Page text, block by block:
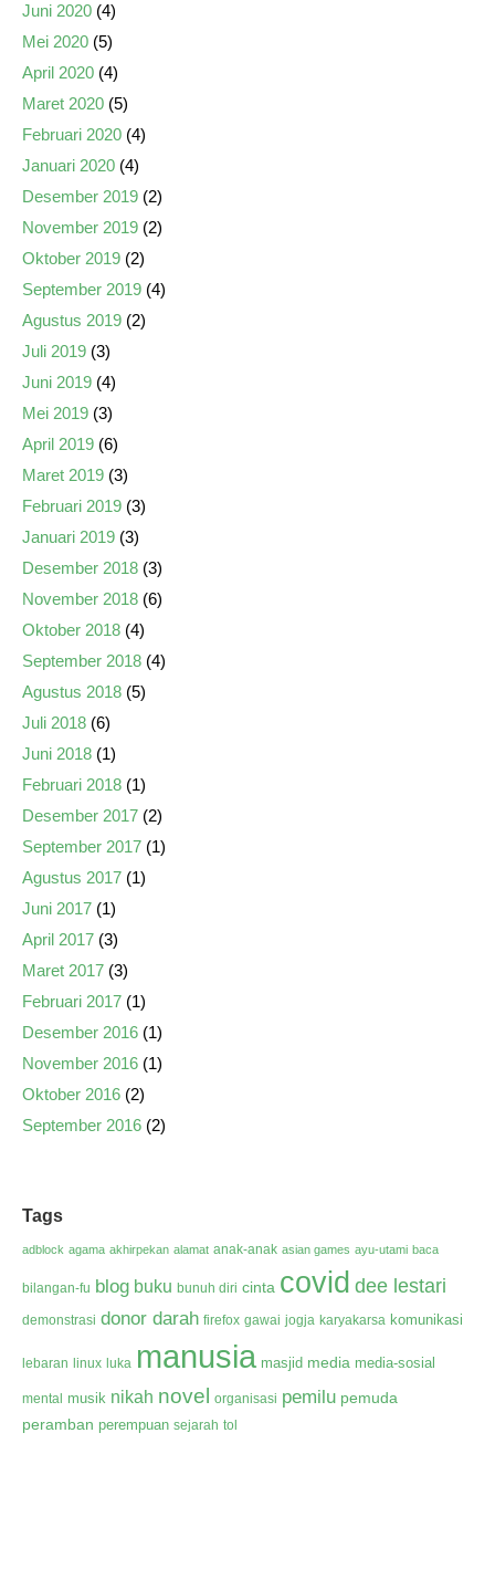
Juni 2020 (4)
Mei 2020 (5)
April 2020 (4)
Maret 2020 (5)
Februari 2020 (4)
Januari 2020 (4)
Desember 2019 (2)
November 2019 (2)
Oktober 2019 (2)
September 2019 (4)
Agustus 2019 (2)
Juli 2019 (3)
Juni 2019 (4)
Mei 2019 (3)
April 2019 (6)
Maret 2019 (3)
Februari 2019 (3)
Januari 2019 (3)
Desember 2018 (3)
November 2018 (6)
Oktober 2018 (4)
September 2018 (4)
Agustus 2018 (5)
Juli 2018 (6)
Juni 2018 (1)
Februari 2018 (1)
Desember 2017 (2)
September 2017 (1)
Agustus 2017 (1)
Juni 2017 (1)
April 2017 (3)
Maret 2017 (3)
Februari 2017 (1)
Desember 2016 (1)
November 2016 (1)
Oktober 2016 (2)
September 2016 (2)
Tags
adblock agama akhirpekan alamat anak-anak asian games ayu-utami baca
bilangan-fu blog buku bunuh diri cinta covid dee lestari
demonstrasi donor darah firefox gawai jogja karyakarsa komunikasi
lebaran linux luka manusia masjid media media-sosial
mental musik nikah novel organisasi pemilu pemuda
peramban perempuan sejarah tol